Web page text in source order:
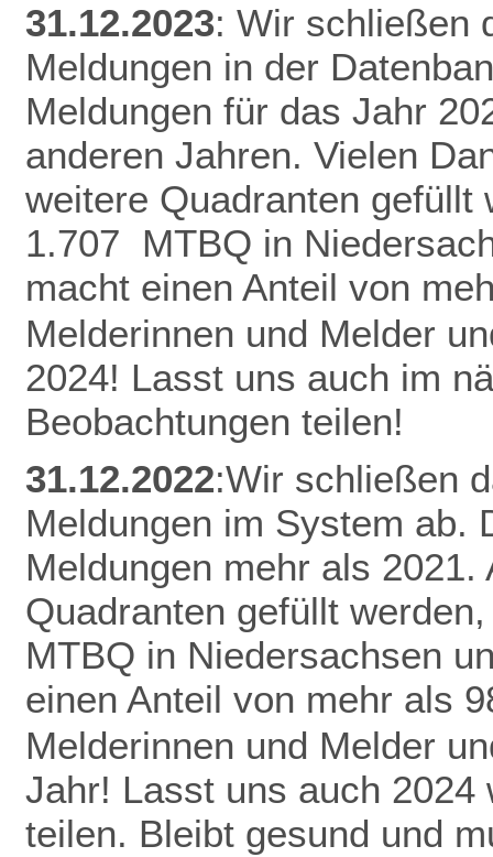
31.12.2023: Wir schließen
Meldungen in der
Meldungen für das Jahr
anderen Jahren. Vielen
weitere Quadranten gefüllt
1.707 MTBQ in
macht einen Anteil von
Melderinnen und Melder
2024! Lasst uns auch im
Beobachtungen teilen!
31.12.2022:Wir schließen
Meldungen im System ab.
Meldungen mehr als 2021.
Quadranten gefüllt
MTBQ in Niedersachsen
einen Anteil von mehr als
Melderinnen und Melder
Jahr! Lasst uns auch 2024
teilen. Bleibt gesund und